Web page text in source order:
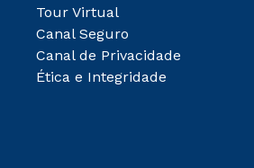
Tour Virtual
Canal Seguro
Canal de Privacidade
Ética e Integridade